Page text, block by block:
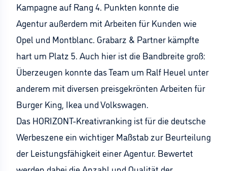
Kampagne auf Rang 4. Punkten konnte die
Agentur außerdem mit Arbeiten für Kunden wie
Opel und Montblanc. Grabarz & Partner kämpfte
hart um Platz 5. Auch hier ist die Bandbreite groß:
Überzeugen konnte das Team um Ralf Heuel unter
anderem mit diversen preisgekrönten Arbeiten für
Burger King, Ikea und Volkswagen.
Das HORIZONT-Kreativranking ist für die deutsche
Werbeszene ein wichtiger Maßstab zur Beurteilung
der Leistungsfähigkeit einer Agentur. Bewertet